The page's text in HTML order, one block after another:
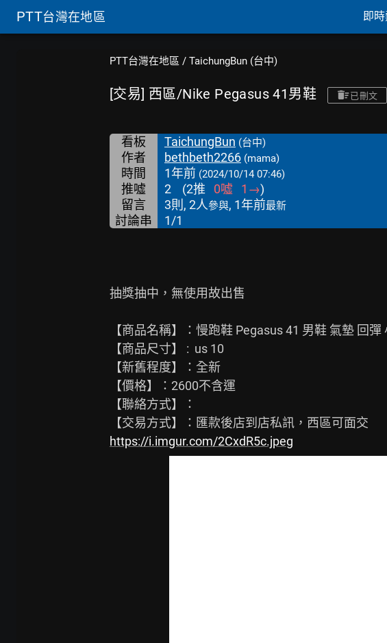
PTT台灣在地區 即
PTT台灣在地區 / TaichungBun (台中)
[交易] 西區/Nike Pegasus 41男鞋 已刪文
看板 TaichungBun (台中)
作者 bethbeth2266 (mama)
時間 1年前 (2024/10/14 07:46)
推噓 2 (2推 0噓 1 →)
留言
3則, 2人參與, 1年前最新
討論串 1/1
抽獎抽中，無使用故出售
【商品名稱】：慢跑鞋 Pegasus 41 男鞋 氣墊 回彈
【商品尺寸】 :  us 10
【新舊程度】：全新
【價格】：2600不含運
【聯絡方式】：
https://i.imgur.com/2CxdR5c.jpeg